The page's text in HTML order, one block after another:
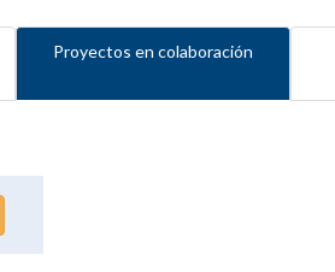
Proyectos en colaboración